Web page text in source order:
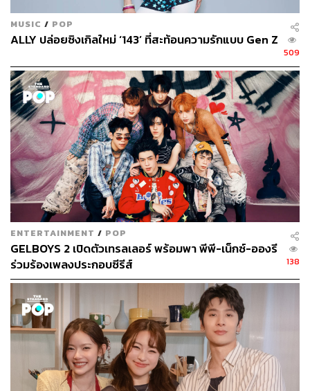
MUSIC / POP
ALLY ปล่อยซิงเกิลใหม่ ‘143’ ที่สะท้อนความรักแบบ Gen Z
509
ENTERTAINMENT / POP
GELBOYS 2 เปิดตัวเทรลเลอร์ พร้อมพา พีพี-เน็กซ์-อองรี
ร่วมร้องเพลงประกอบซีรีส์
138